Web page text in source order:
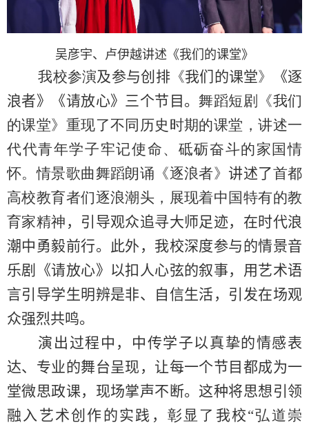
吴彦宇、卢伊越讲述 《我们的课堂》
我校参演及参与创排《我们的课堂》 《逐
浪者》《请放心》三个节目 。 舞蹈短剧《我们
的课堂》重现了不同历史时期的课堂，讲述一
代代青年学子牢记使命、砥砺奋斗的家国情
怀。情景歌曲舞蹈朗诵《逐浪者》讲述了首都
高校教育者们逐浪潮头，展现着中国特有的教
育家精神 ， 引导观众追寻大师足迹，在时代浪
潮中勇毅前行。 此外，我校深度参与的情景音
乐剧《请放心》以扣人心弦的叙事，用艺术语
言引导学生明辨是非、自信生活， 引发在场观
众强烈共鸣。
演出过程中，中传学子以真挚的情感表
达、专业的舞台呈现， 让每一个节目都成为一
堂微思政课， 现场掌声不断。这种将思想引领
融入艺术创作的实践， 彰显了 我校“弘道崇